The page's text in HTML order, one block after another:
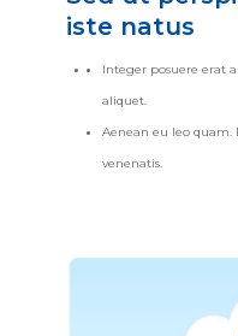
iste natus
Integer posuere erat
aliquet.
Aenean eu leo quam.
venenatis.